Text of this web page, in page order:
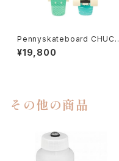
Pennyskateboard CHUCK
SHAKA 22"
¥19,800
その他の商品